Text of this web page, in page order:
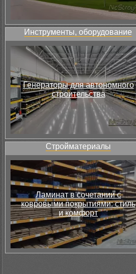
Инструменты, оборудование
Генераторы для автономного
строительства
Стройматериалы
Ламинат в сочетании с
ковровыми покрытиями: стиль
и комфорт